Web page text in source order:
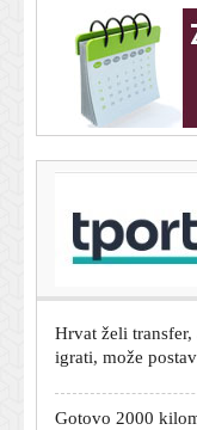
Poznati hrvatski
ga kako leži na
igrati, može
Gotovo 2000
Ovaj SUV je